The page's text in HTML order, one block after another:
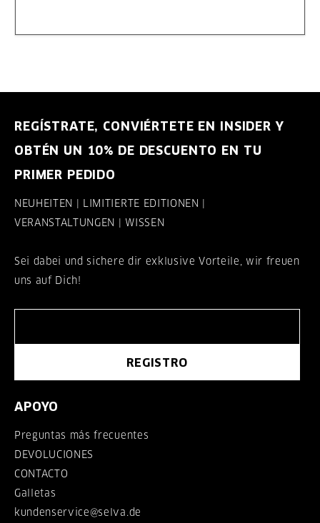
REGÍSTRATE, CONVIÉRTETE EN INSIDER Y
OBTÉN UN 10% DE DESCUENTO EN TU
PRIMER PEDIDO
NEUHEITEN | LIMITIERTE EDITIONEN |
VERANSTALTUNGEN | WISSEN
Sei dabei und sichere dir exklusive Vorteile, wir freuen
uns auf Dich!
REGISTRO
APOYO
Preguntas más frecuentes
DEVOLUCIONES
CONTACTO
Galletas
kundenservice@selva.de